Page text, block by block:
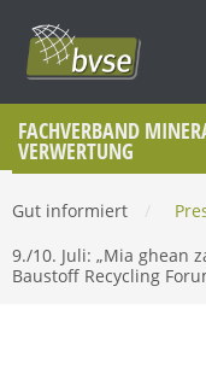
FACHVERBAND
VERWERTUNG
Gut informiert
9./10. Juli: „Mia ghean
Baustoff Recycling